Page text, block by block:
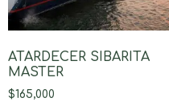
ATARDECER SIBARITA
MASTER
$165,000